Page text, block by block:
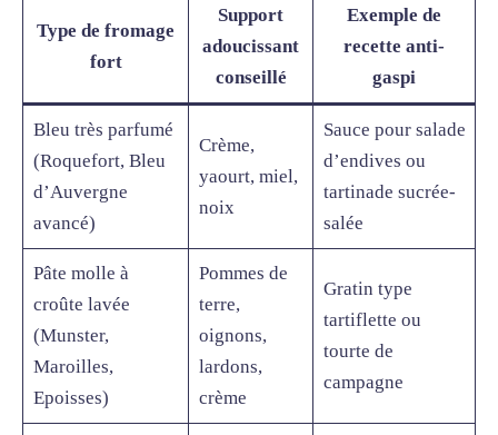
Type de fromage
fort
Support
adoucissant
conseillé
Exemple de
recette anti-
gaspi
Bleu très parfumé
(Roquefort, Bleu
d’Auvergne
avancé)
Crème,
yaourt, miel,
noix
Sauce pour salade
d’endives ou
tartinade sucrée-
salée
Pâte molle à
croûte lavée
(Munster,
Maroilles,
Epoisses)
Pommes de
terre,
oignons,
lardons,
crème
Gratin type
tartiflette ou
tourte de
campagne